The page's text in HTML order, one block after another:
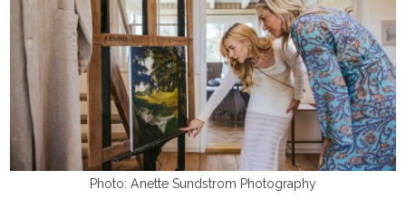
Photo: Anette Sundstrom Photography